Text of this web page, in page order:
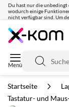
Du hast nur die unbedingt
wodurch einige
nicht verfügbar sind. Um
Suche
Startseite
Tastatur- und